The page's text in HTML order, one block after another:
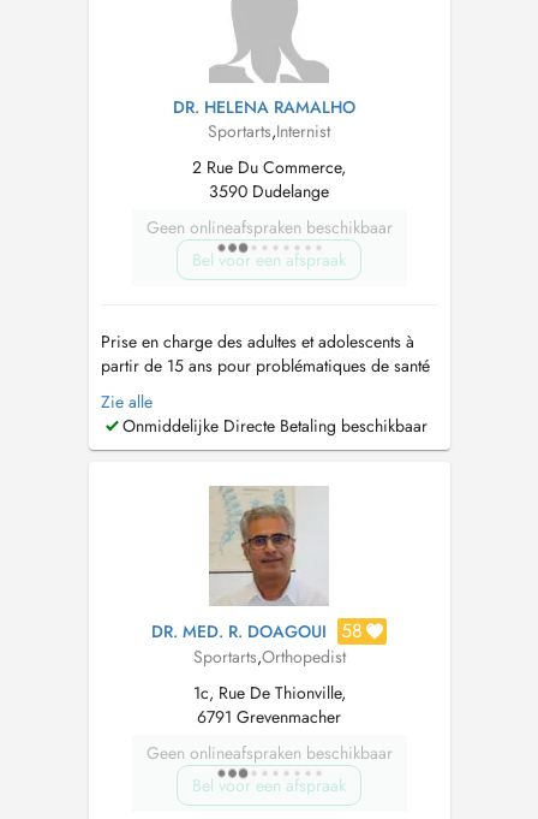
DR. HELENA RAMALHO
Sportarts,Internist
2 Rue Du Commerce,
3590 Dudelange
Geen onlineafspraken beschikbaar
Bel voor een afspraak
Prise en charge des adultes et adolescents à
partir de 15 ans pour problématiques de santé
d'ordre général, vaccinations, urgences non
hospitalières, pathologie spécifique du sportif,
examen d'aptitude à la conduite et à la pratique
Zie alle
Onmiddelijke Directe Betaling beschikbaar
DR. MED. R. DOAGOUI 58
Sportarts,Orthopedist
1c, Rue De Thionville,
6791 Grevenmacher
Geen onlineafspraken beschikbaar
Bel voor een afspraak